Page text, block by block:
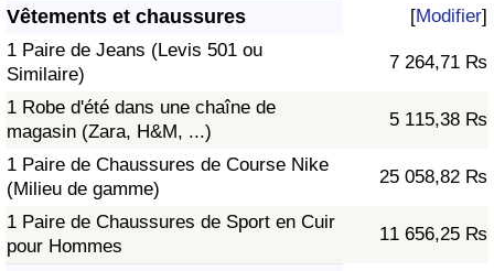
Vêtements et chaussures [Modifier]
1 Paire de Jeans (Levis 501 ou
Similaire)
7 264,71 ₨
1 Robe d'été dans une chaîne de
magasin (Zara, H&M, ...)
5 115,38 ₨
1 Paire de Chaussures de Course Nike
(Milieu de gamme)
25 058,82 ₨
1 Paire de Chaussures de Sport en Cuir
pour Hommes
11 656,25 ₨